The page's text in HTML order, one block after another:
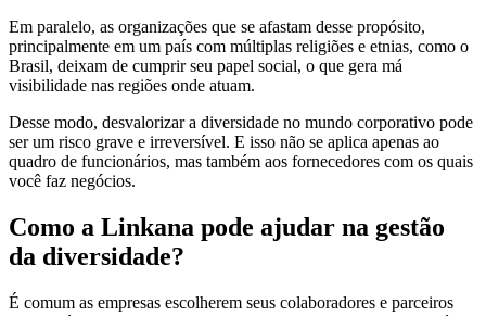
Em paralelo, as organizações que se afastam desse propósito,
principalmente em um país com múltiplas religiões e etnias, como o
Brasil, deixam de cumprir seu papel social, o que gera má
visibilidade nas regiões onde atuam.
Desse modo, desvalorizar a diversidade no mundo corporativo pode
ser um risco grave e irreversível. E isso não se aplica apenas ao
quadro de funcionários, mas também aos fornecedores com os quais
você faz negócios.
Como a Linkana pode ajudar na gestão
da diversidade?
É comum as empresas escolherem seus colaboradores e parceiros